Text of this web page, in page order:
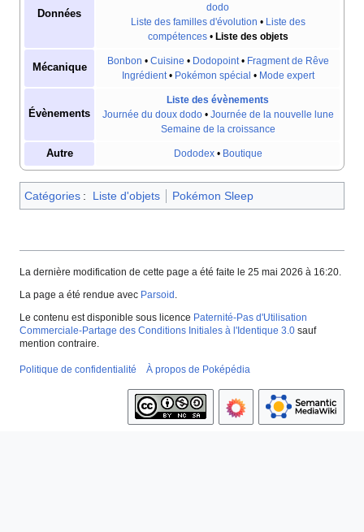
Données
dodo
Liste des familles d'évolution • Liste des
compétences• Liste des objets
Mécanique
Bonbon • Cuisine • Dodopoint• Fragment de Rêve
Ingrédient• Pokémon spécial • Mode expert
Évènements
Liste des évènements
Journée du doux dodo• Journée de la nouvelle lune
Semaine de la croissance
Autre Dododex• Boutique
Catégories : Liste d'objets Pokémon Sleep
La dernière modification de cette page a été faite le 25 mai 2026 à 16:20.
La page a été rendue avec Parsoid .
Le contenu est disponible sous licence Paternité-Pas d'Utilisation
Commerciale-Partage des Conditions Initiales à l'Identique 3.0 sauf
mention contraire.
Politique de confidentialité À propos de Poképédia